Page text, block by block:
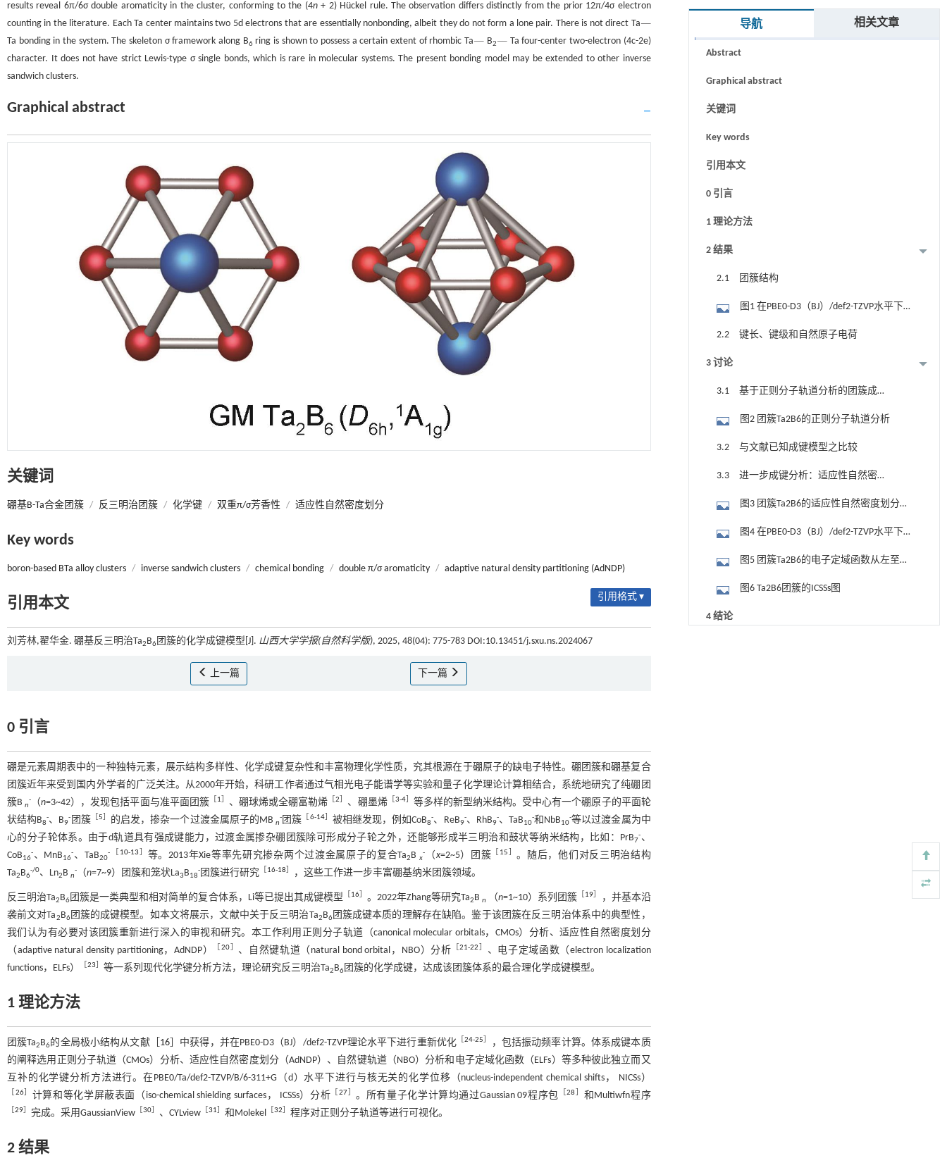
results reveal 6π/6σ double aromaticity in the cluster, conforming to the (4n+ 2) Hückel rule. The observation differs distinctly from the prior 12π/4σ electron
counting in the literature. Each Ta center maintains two 5d electrons that are essentially nonbonding, albeit they do not form a lone pair. There is not direct Ta
Ta bonding in the system. The skeleton σ framework along B6ring is shown to possess a certain extent of rhombic Ta B2
Ta four-center two-electron (4c-2e)
character. It does not have strict Lewis-type σ single bonds, which is rare in molecular systems. The present bonding model may be extended to other inverse
sandwich clusters.
Graphical abstract
关键词
硼基B-Ta合金团簇 / 反三明治团簇 / 化学键 / 双重π/σ芳香性 / 适应性自然密度划分
Key words
boron-based BTa alloy clusters / inverse sandwich clusters / chemical bonding / double π/σ aromaticity / adaptive natural density partitioning (AdNDP)
引用本文 引用格式 ▾
刘芳林,翟华金. 硼基反三明治Ta2 B6 团簇的化学成键模型[J]. 山西大学学报(自然科学版), 2025, 48(04): 775-783 DOI:10.13451/j.sxu.ns.2024067
上一篇 下一篇
0 引言
硼是元素周期表中的一种独特元素，展示结构多样性、化学成键复杂性和丰富物理化学性质，究其根源在于硼原子的缺电子特性。硼团簇和硼基复合
团簇近年来受到国内外学者的广泛关注。从2000年开始，科研工作者通过气相光电子能谱学等实验和量子化学理论计算相结合，系统地研究了纯硼团
簇Bn
- （n=3~42），发现包括平面与准平面团簇［ 1 、硼球烯或全硼富勒烯 ［2 、硼墨烯［ 3-4］ 等多样的新型纳米结构。受中心有一个硼原子的平面轮
状结构B8
-、B9
- 团簇［ 5 的启发，掺杂一个过渡金属原子的MBn
- 团簇 6-14］ 被相继发现，例如CoB8
-、ReB9
-、RhB9
-、TaB10
-和NbB10
-等以过渡金属为中
心的分子轮体系。由于d轨道具有强成键能力，过渡金属掺杂硼团簇除可形成分子轮之外，还能够形成半三明治和鼓状等纳米结构，比如：PrB7
-、
CoB16
-、MnB16
-、TaB20
- ［ 10-13 等。2013年Xie等率先研究掺杂两个过渡金属原子的复合Ta2 Bx
- （ x=2~5）团簇 15
。随后，他们对反三明治结构
Ta2 B6
-/0、Ln2 B n
- （n=7~9）团簇和笼状La3 B18
- 团簇进行研究 16-18 ，这些工作进一步丰富硼基纳米团簇领域。
反三明治Ta2 B6 团簇是一类典型和相对简单的复合体系，Li等已提出其成键模型 16］ 。2022年Zhang等研究Ta2 Bn （n=1~10）系列团簇 19
，并基本沿
袭前文对Ta2 B6 团簇的成键模型。如本文将展示，文献中关于反三明治Ta2 B6 团簇成键本质的理解存在缺陷。鉴于该团簇在反三明治体系中的典型性，
我们认为有必要对该团簇重新进行深入的审视和研究。本工作利用正则分子轨道（canonical molecular orbitals，CMOs）分析、适应性自然密度划分
（adaptive natural density partitioning，AdNDP）
［20 、自然键轨道（natural bond orbital，NBO）分析 ［21-22
、电子定域函数（electron localization
functions，ELFs）
23 等一系列现代化学键分析方法，理论研究反三明治Ta2 B6 团簇的化学成键，达成该团簇体系的最合理化学成键模型。
1 理论方法
团簇Ta2 B6的全局极小结构从文献［ 16］中获得，并在PBE0-D3（BJ）/def2-TZVP理论水平下进行重新优化 ［24-25
，包括振动频率计算。体系成键本质
的阐释选用正则分子轨道（CMOs）分析、适应性自然密度划分（AdNDP）、自然键轨道（NBO）分析和电子定域化函数（ELFs）等多种彼此独立而又
互补的化学键分析方法进行。在PBE0/Ta/def2-TZVP/B/6-311+G（d）水平下进行与核无关的化学位移（nucleus-independent chemical shifts， NICSs）
26］ 计算和等化学屏蔽表面（iso-chemical shielding surfaces， ICSSs）分析 27］ 。所有量子化学计算均通过Gaussian 09程序包 ［28 和Multiwfn程序
29 完成。采用GaussianView 30 、CYLview 31 和Molekel 32 程序对正则分子轨道等进行可视化。
2 结果
导航 相关文章
Abstract
Graphical abstract
关键词
Key words
引用本文
0 引言
1 理论方法
2 结果
2.1 团簇结构
图1 在PBE0-D3（BJ）/def2-TZVP水平下
色表示，Ta原子用蓝色表示
2.2 键长、键级和自然原子电荷
3 讨论
3.1 基于正则分子轨道分析的团簇成键
图2 团簇Ta2B6的正则分子轨道分析
3.2 与文献已知成键模型之比较
3.3 进一步成键分析：适应性自然密度
图3 团簇Ta2B6的适应性自然密度划分成
图4 在PBE0-D3（BJ）/def2-TZVP水平下
图5 团簇Ta2B6的电子定域函数从左至右
图6 Ta2B6团簇的ICSSs图
4 结论